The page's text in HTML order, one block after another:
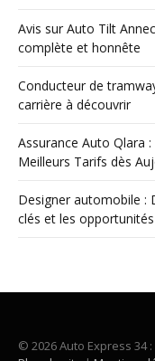
Avis sur Auto Tilt
complète et honnête
Conducteur de
carrière à découvrir
Assurance Auto Qlara
Meilleurs Tarifs dès
Designer automobile :
clés et les
© 2026 Auto Express 34